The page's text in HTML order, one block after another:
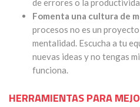
de errores o la
Fomenta una cultura de
procesos no es un
mentalidad. Escucha a tu
nuevas ideas y no tengas
funciona.
HERRAMIENTAS PARA